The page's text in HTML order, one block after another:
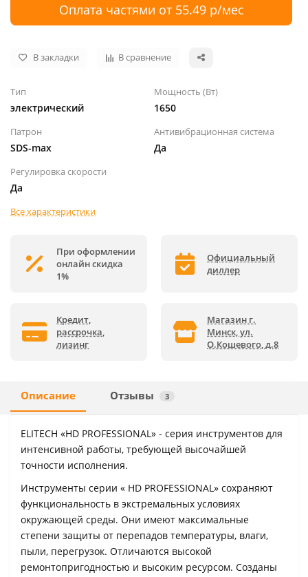
Оплата частями от 55.49 р/мес
В закладки В сравнение
Тип
электрический
Мощность (Вт)
1650
Патрон
SDS-max
Антивибрационная система
Да
Регулировка скорости
Да
Все характеристики
При оформлении
онлайн скидка
1%
Официальный
диллер
Кредит,
рассрочка,
лизинг
Магазин г.
Минск, ул.
О.Кошевого, д.8
Описание Отзывы 3
ELITECH «HD PROFESSIONAL» - серия инструментов для
интенсивной работы, требующей высочайшей
точности исполнения.
Инструменты серии « HD PROFESSIONAL» сохраняют
функциональность в экстремальных условиях
окружающей среды. Они имеют максимальные
степени защиты от перепадов температуры, влаги,
пыли, перегрузок. Отличаются высокой
ремонтопригодностью и высоким ресурсом. Созданы